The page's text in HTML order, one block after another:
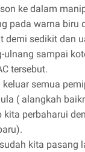
ke dalam
pada warna biru
demi sedikit dan
ulnang sampai
tersebut.
keluar semua
( alangkah
kita perbaharui
kita pasang